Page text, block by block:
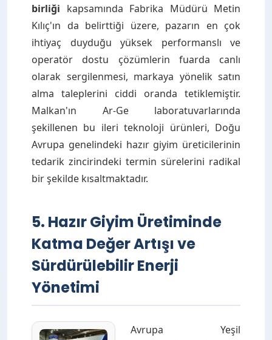
birliği kapsamında Fabrika Müdürü Metin
Kılıç'ın da belirttiği üzere, pazarın en çok
ihtiyaç duyduğu yüksek performanslı ve
operatör dostu çözümlerin fuarda canlı
olarak sergilenmesi, markaya yönelik satın
alma taleplerini ciddi oranda tetiklemiştir.
Malkan'ın Ar-Ge laboratuvarlarında
şekillenen bu ileri teknoloji ürünleri, Doğu
Avrupa genelindeki hazır giyim üreticilerinin
tedarik zincirindeki termin sürelerini radikal
bir şekilde kısaltmaktadır.
5. Hazır Giyim Üretiminde
Katma Değer Artışı ve
Sürdürülebilir Enerji
Yönetimi
Avrupa Yeşil